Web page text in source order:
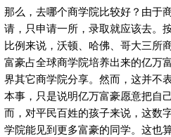
那么，去哪个商学院比较好？由于
请，只申请一所，录取就应该去。
比例来说，沃顿、哈佛、哥大三所
富豪占全球商学院培养出来的亿万
界其它商学院分享。然而，这并不
本事，只是说明亿万富豪愿意把自
而，对平民百姓的孩子来说，这数
学院能见到更多富豪的同学。这也